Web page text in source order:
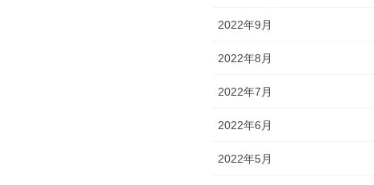
2022年9月
2022年8月
2022年7月
2022年6月
2022年5月